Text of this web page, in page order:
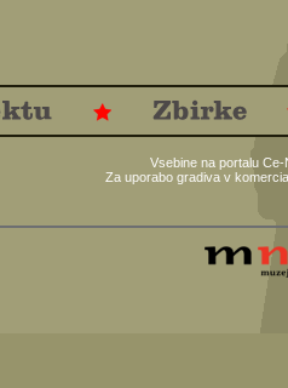
Vsebine na portalu
Za uporabo gradiva v